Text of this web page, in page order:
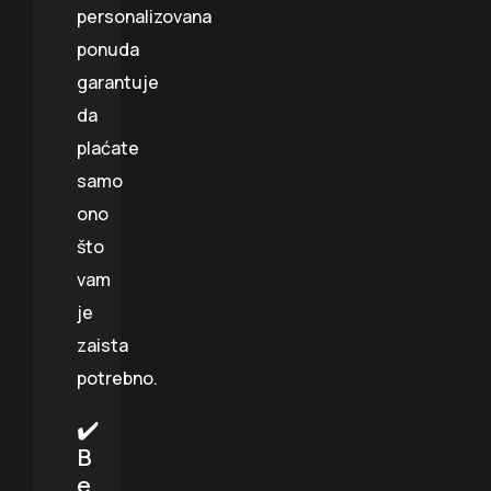
personalizovana
ponuda
garantuje
da
plaćate
samo
ono
što
vam
je
zaista
potrebno.
✔️
B